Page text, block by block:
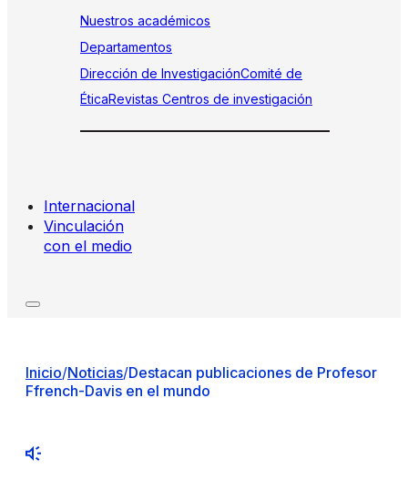
Nuestros académicos
Departamentos
Dirección de InvestigaciónComité de
ÉticaRevistas Centros de investigación
Internacional
Vinculación
con el medio
Inicio/Noticias/Destacan publicaciones de Profesor
Ffrench-Davis en el mundo